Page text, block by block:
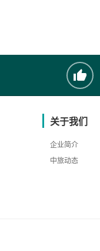
关于我们
企业简介
中旅动态